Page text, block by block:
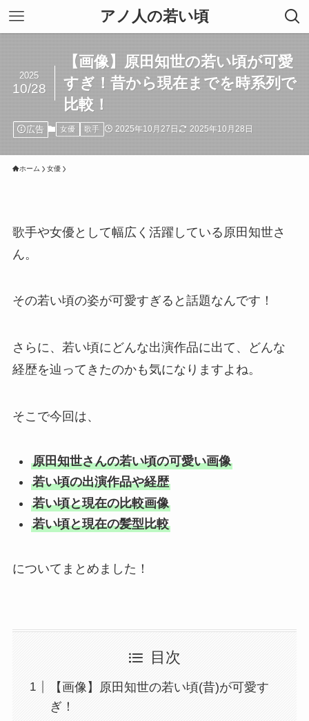
アノ人の若い頃
【画像】原田知世の若い頃が可愛
すぎ！昔から現在までを時系列で
比較！
2025
10/28
広告 女優 歌手 2025年10月27日 2025年10月28日
ホーム 女優
歌手や女優として幅広く活躍している原田知世さ
ん。
その若い頃の姿が可愛すぎると話題なんです！
さらに、若い頃にどんな出演作品に出て、どんな
経歴を辿ってきたのかも気になりますよね。
そこで今回は、
原田知世さんの若い頃の可愛い画像
若い頃の出演作品や経歴
若い頃と現在の比較画像
若い頃と現在の髪型比較
についてまとめました！
目次
【画像】原田知世の若い頃(昔)が可愛す
ぎ！